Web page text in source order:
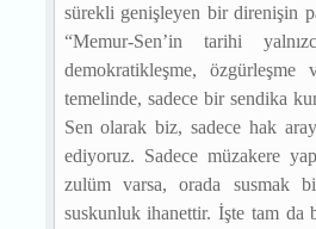
sürekli genişleyen bir direnişin
“Memur-Sen’in tarihi
demokratikleşme,
temelinde, sadece bir sendika
Sen olarak biz, sadece hak
ediyoruz. Sadece müzakere
zulüm varsa, orada susmak
suskunluk ihanettir. İşte tam da